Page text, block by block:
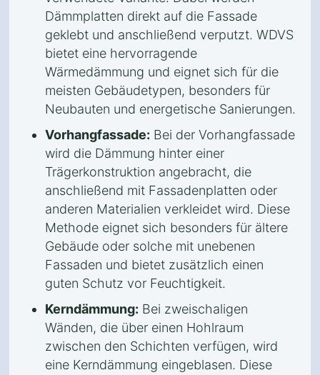
Dämmplatten direkt auf die Fassade
geklebt und anschließend verputzt. WDVS
bietet eine hervorragende
Wärmedämmung und eignet sich für die
meisten Gebäudetypen, besonders für
Neubauten und energetische Sanierungen.
Vorhangfassade: Bei der Vorhangfassade
wird die Dämmung hinter einer
Trägerkonstruktion angebracht, die
anschließend mit Fassadenplatten oder
anderen Materialien verkleidet wird. Diese
Methode eignet sich besonders für ältere
Gebäude oder solche mit unebenen
Fassaden und bietet zusätzlich einen
guten Schutz vor Feuchtigkeit.
Kerndämmung: Bei zweischaligen
Wänden, die über einen Hohlraum
zwischen den Schichten verfügen, wird
eine Kerndämmung eingeblasen. Diese